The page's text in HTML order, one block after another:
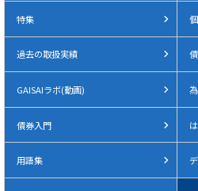
特集
過去の取扱実績
GAISAIラボ(動画)
債券入門
用語集